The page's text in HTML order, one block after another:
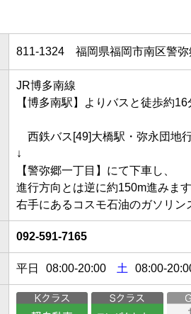
811-1324 福岡県福岡市南区警
JR博多南線
【博多南駅】よりバスと徒歩約16
西鉄バス[49]大橋駅・弥永団地
↓
【警弥郷一丁目】にて下車し、
進行方向とは逆に約150m進みます
092-591-7165
平日 08:00-20:00 土 08:00-